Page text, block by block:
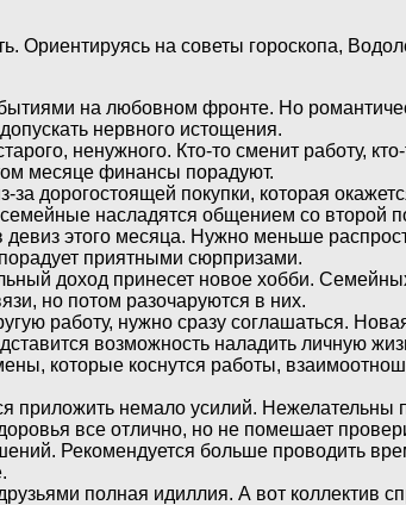
на советы гороскопа,
на любовном фронте. Но
нервного истощения.
ненужного. Кто-то сменит работу,
месяце финансы порадуют.
за дорогостоящей покупки, которая
насладятся общением со второй
этого месяца. Нужно меньше
приятными сюрпризами.
доход принесет новое хобби.
но потом разочаруются в них.
работу, нужно сразу соглашаться.
возможность наладить личную
которые коснутся работы,
приложить немало усилий.
все отлично, но не помешает
Рекомендуется больше проводить
полная идиллия. А вот коллектив